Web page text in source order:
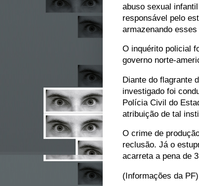
abuso sexual
responsável pelo
armazenando
O inquérito policial
governo norte-
Diante do flagrante
investigado foi
Polícia Civil do
atribuição de tal
O crime de
reclusão. Já o
acarreta a pena de
(Informações da PF)